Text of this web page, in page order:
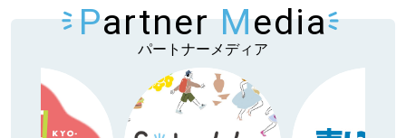
Partner Media
パートナーメディア